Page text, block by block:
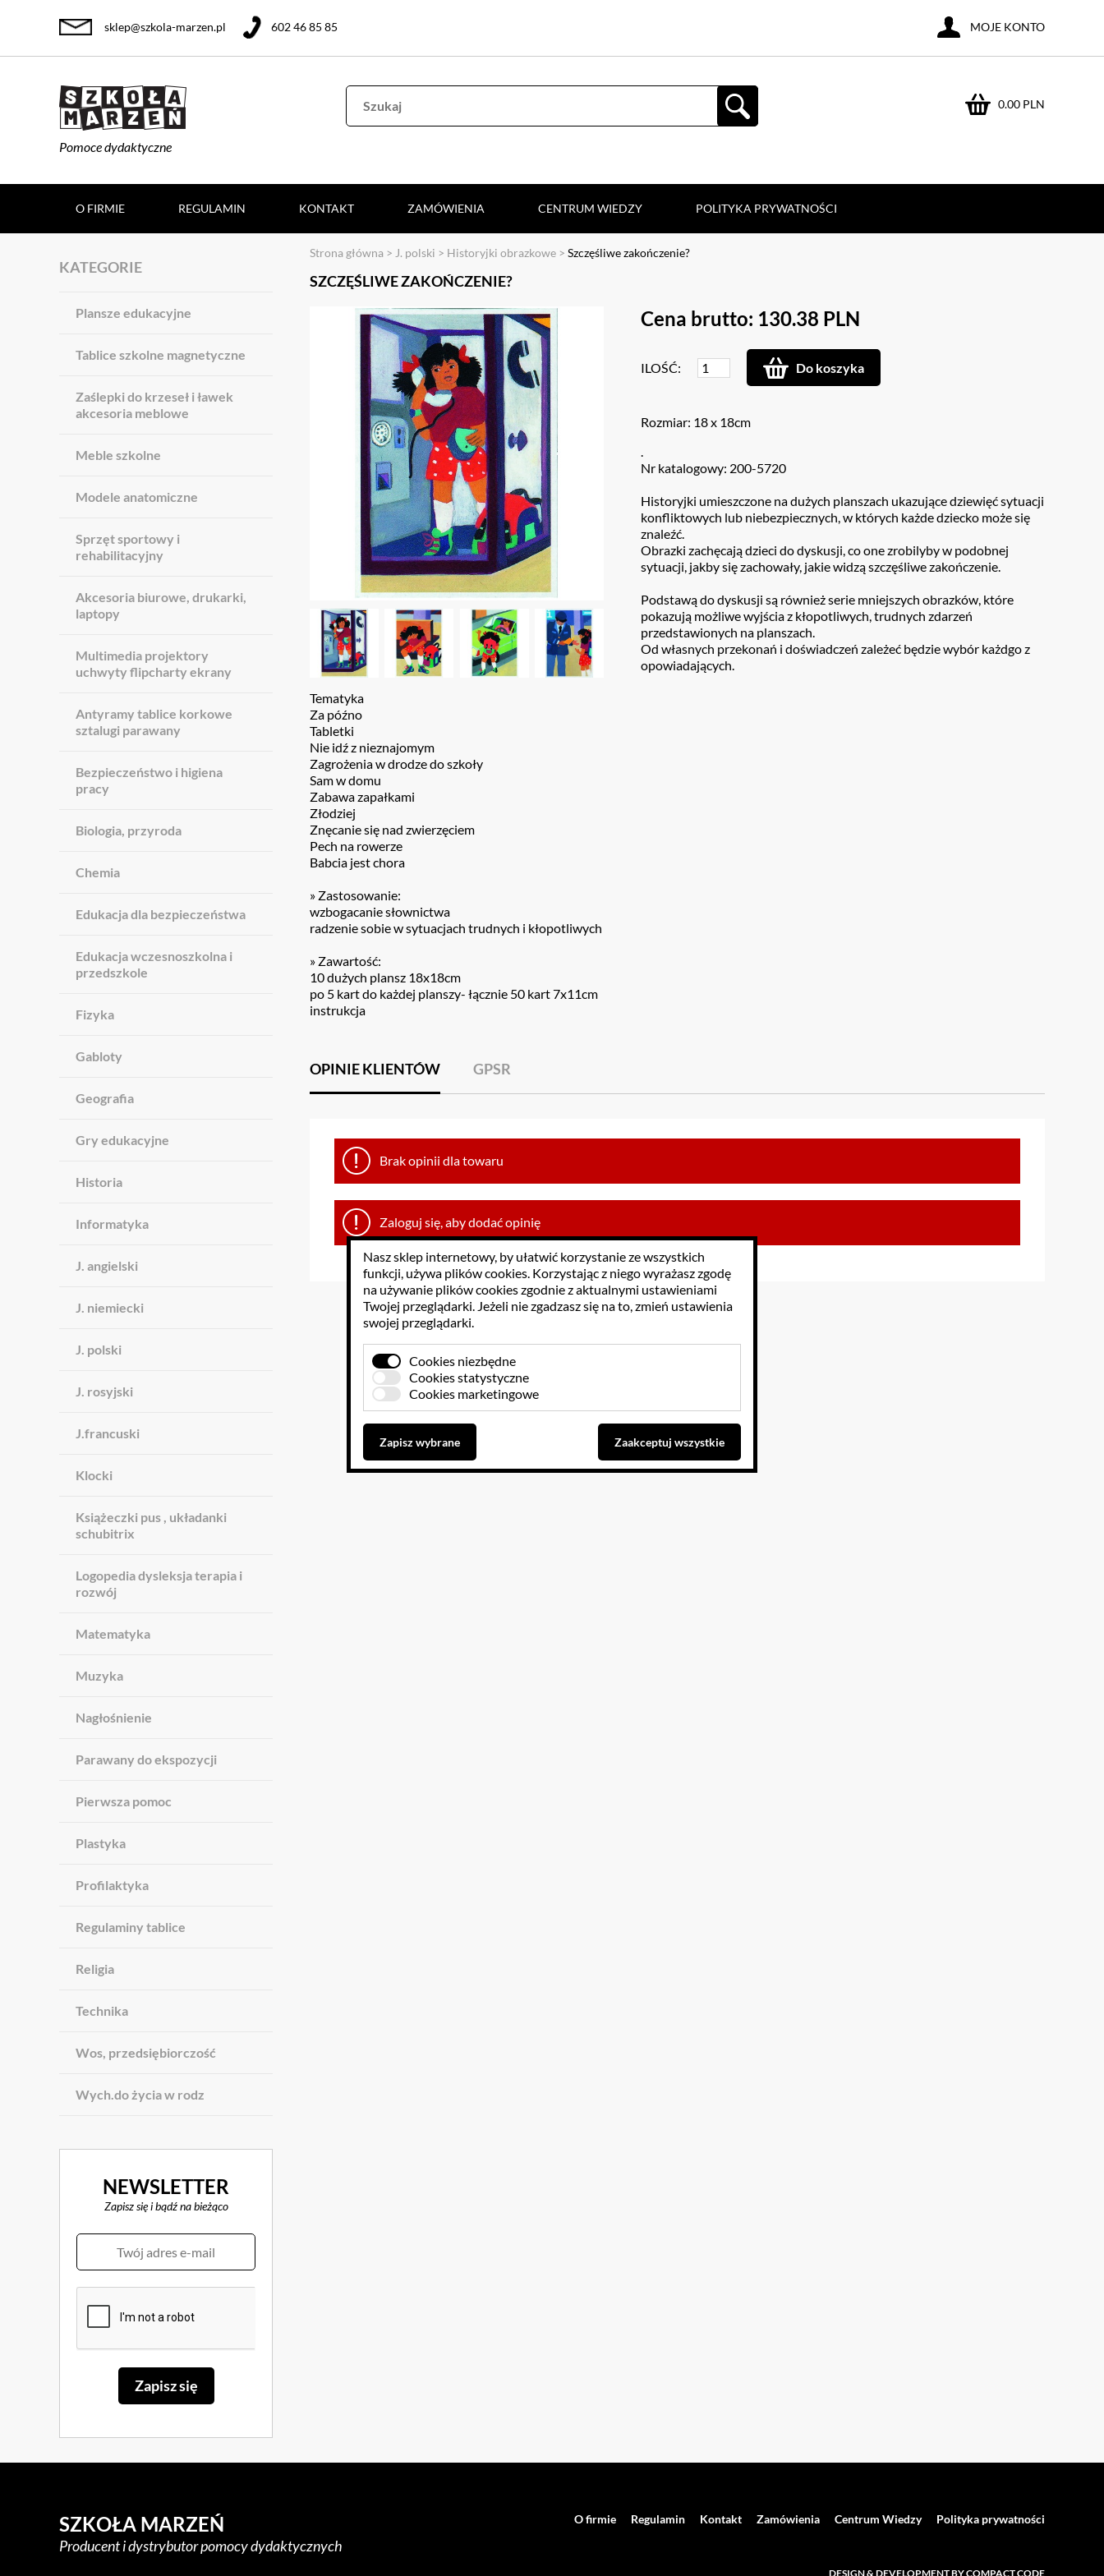
Pomoce dydaktyczne
0.00 PLN
sklep@szkola-marzen.pl 602 46 85 85 MOJE KONTO
O FIRMIE REGULAMIN KONTAKT ZAMÓWIENIA CENTRUM WIEDZY POLITYKA PRYWATNOŚCI
KATEGORIE
Plansze edukacyjne
Tablice szkolne magnetyczne
Zaślepki do krzeseł i ławek
akcesoria meblowe
Meble szkolne
Modele anatomiczne
Sprzęt sportowy i
rehabilitacyjny
Akcesoria biurowe, drukarki,
laptopy
Multimedia projektory
uchwyty flipcharty ekrany
Antyramy tablice korkowe
sztalugi parawany
Bezpieczeństwo i higiena
pracy
Biologia, przyroda
Chemia
Edukacja dla bezpieczeństwa
Edukacja wczesnoszkolna i
przedszkole
Fizyka
Gabloty
Geografia
Gry edukacyjne
Historia
Informatyka
J. angielski
J. niemiecki
J. polski
J. rosyjski
J.francuski
Klocki
Książeczki pus , układanki
schubitrix
Logopedia dysleksja terapia i
rozwój
Matematyka
Muzyka
Nagłośnienie
Parawany do ekspozycji
Pierwsza pomoc
Plastyka
Profilaktyka
Regulaminy tablice
Religia
Technika
Wos, przedsiębiorczość
Wych.do życia w rodz
NEWSLETTER
Zapisz się i bądź na bieżąco
Strona główna > J. polski > Historyjki obrazkowe > Szczęśliwe zakończenie?
SZCZĘŚLIWE ZAKOŃCZENIE?
Cena brutto: 130.38 PLN
ILOŚĆ: Do koszyka
Rozmiar: 18 x 18cm
.
Nr katalogowy: 200-5720
Historyjki umieszczone na dużych planszach ukazujące dziewięć sytuacji
konfliktowych lub niebezpiecznych, w których każde dziecko może się
znaleźć.
Obrazki zachęcają dzieci do dyskusji, co one zrobilyby w podobnej
sytuacji, jakby się zachowały, jakie widzą szczęśliwe zakończenie.
Podstawą do dyskusji są również serie mniejszych obrazków, które
pokazują możliwe wyjścia z kłopotliwych, trudnych zdarzeń
przedstawionych na planszach.
Od własnych przekonań i doświadczeń zależeć będzie wybór każdgo z
opowiadających.
Tematyka
Za późno
Tabletki
Nie idź z nieznajomym
Zagrożenia w drodze do szkoły
Sam w domu
Zabawa zapałkami
Złodziej
Znęcanie się nad zwierzęciem
Pech na rowerze
Babcia jest chora
» Zastosowanie:
wzbogacanie słownictwa
radzenie sobie w sytuacjach trudnych i kłopotliwych
» Zawartość:
10 dużych plansz 18x18cm
po 5 kart do każdej planszy- łącznie 50 kart 7x11cm
instrukcja
OPINIE KLIENTÓW GPSR
Brak opinii dla towaru
Zaloguj się, aby dodać opinię
SZKOŁA MARZEŃ
Producent i dystrybutor pomocy dydaktycznych
O firmie Regulamin Kontakt Zamówienia Centrum Wiedzy Polityka prywatności
DESIGN & DEVELOPMENT BY COMPACT CODE
Nasz sklep internetowy, by ułatwić korzystanie ze wszystkich
funkcji, używa plików cookies. Korzystając z niego wyrażasz zgodę
na używanie plików cookies zgodnie z aktualnymi ustawieniami
Twojej przeglądarki. Jeżeli nie zgadzasz się na to, zmień ustawienia
swojej przeglądarki.
Cookies niezbędne
Cookies statystyczne
Cookies marketingowe
Zapisz wybrane Zaakceptuj wszystkie